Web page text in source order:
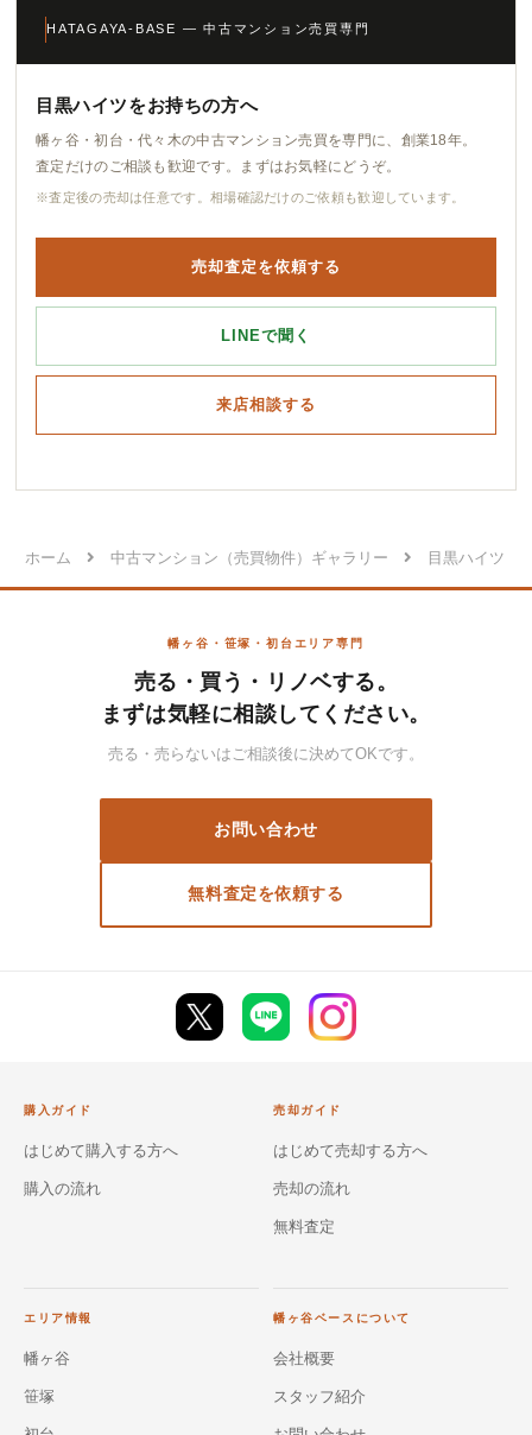
HATAGAYA-BASE — 中古マンション売買専門
目黒ハイツをお持ちの方へ
幡ヶ谷・初台・代々木の中古マンション売買を専門に、創業18年。
査定だけのご相談も歓迎です。まずはお気軽にどうぞ。
※査定後の売却は任意です。相場確認だけのご依頼も歓迎しています。
売却査定を依頼する
LINEで聞く
来店相談する
ホーム 中古マンション（売買物件）ギャラリー 目黒ハイツ
幡ヶ谷・笹塚・初台エリア専門
売る・買う・リノベする。
まずは気軽に相談してください。
売る・売らないはご相談後に決めてOKです。
お問い合わせ
無料査定を依頼する
購入ガイド
はじめて購入する方へ
購入の流れ
売却ガイド
はじめて売却する方へ
売却の流れ
無料査定
エリア情報
幡ヶ谷
笹塚
幡ヶ谷ベースについて
会社概要
スタッフ紹介